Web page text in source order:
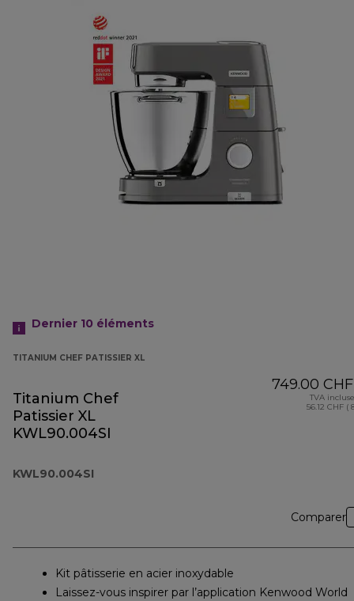
Dernier 10 éléments
TITANIUM CHEF PATISSIER XL
Titanium Chef
Patissier XL
KWL90.004SI
KWL90.004SI
749.00 CHF
TVA
56.12 CHF (
Comparer
Kit pâtisserie en acier inoxydable
Laissez-vous inspirer par l’application Kenwood World